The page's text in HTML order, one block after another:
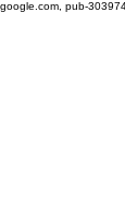
google.com, pub-